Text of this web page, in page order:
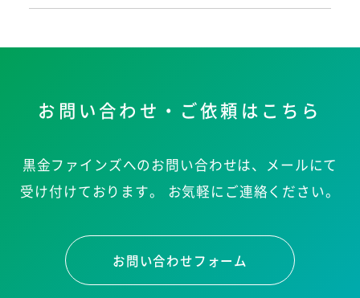
お問い合わせ・ご依頼はこちら
黒金ファインズへのお問い合わせは、メールにて
受け付けております。
お気軽にご連絡ください。
お問い合わせフォーム